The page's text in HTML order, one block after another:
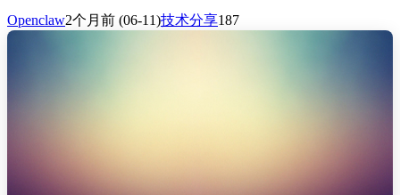
Openclaw2个月前 (06-11)技术分享187